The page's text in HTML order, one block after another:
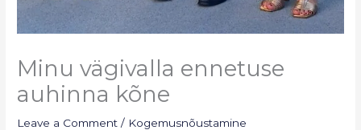
Minu vägivalla ennetuse
auhinna kõne
Leave a Comment / Kogemusnõustamine